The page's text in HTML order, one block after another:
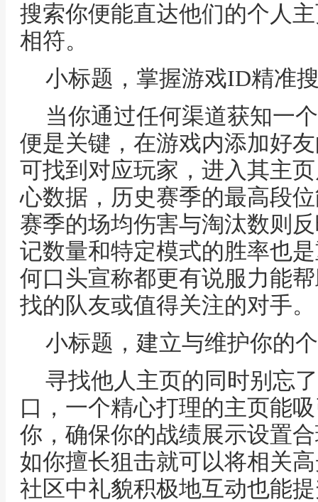
搜索你便能直达他们的个人
相符。
小标题，掌握游戏ID精准
当你通过任何渠道获知一
便是关键，在游戏内添加好
可找到对应玩家，进入其主
心数据，历史赛季的最高段
赛季的场均伤害与淘汰数则
记数量和特定模式的胜率也
何口头宣称都更有说服力能
找的队友或值得关注的对手。
小标题，建立与维护你的
寻找他人主页的同时别忘
口，一个精心打理的主页能
你，确保你的战绩展示设置
如你擅长狙击就可以将相关
社区中礼貌积极地互动也能